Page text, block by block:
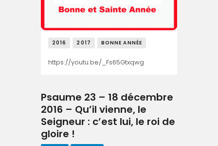
2016 2017 BONNE ANNÉE
https://youtu.be/_Fs65Gtxqwg
Psaume 23 – 18 décembre
2016 – Qu’il vienne, le
Seigneur : c’est lui, le roi de
gloire !